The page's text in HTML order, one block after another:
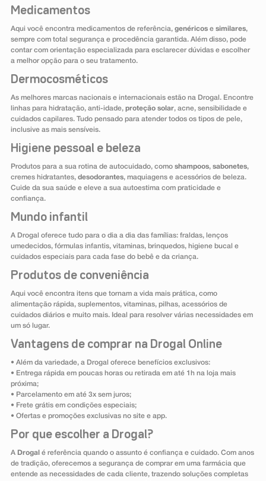
Medicamentos
Aqui você encontra medicamentos de referência, genéricose similares,
sempre com total segurança e procedência garantida. Além disso, pode
contar com orientação especializada para esclarecer dúvidas e escolher
a melhor opção para o seu tratamento.
Dermocosméticos
As melhores marcas nacionais e internacionais estão na Drogal. Encontre
linhas para hidratação, anti-idade, proteção solar, acne, sensibilidade e
cuidados capilares. Tudo pensado para atender todos os tipos de pele,
inclusive as mais sensíveis.
Higiene pessoal e beleza
Produtos para a sua rotina de autocuidado, como shampoos, sabonetes,
cremes hidratantes, desodorantes, maquiagens e acessórios de beleza.
Cuide da sua saúde e eleve a sua autoestima com praticidade e
confiança.
Mundo infantil
A Drogal oferece tudo para o dia a dia das famílias: fraldas, lenços
umedecidos, fórmulas infantis, vitaminas, brinquedos, higiene bucal e
cuidados especiais para cada fase do bebê e da criança.
Produtos de conveniência
Aqui você encontra itens que tornam a vida mais prática, como
alimentação rápida, suplementos, vitaminas, pilhas, acessórios de
cuidados diários e muito mais. Ideal para resolver várias necessidades em
um só lugar.
Vantagens de comprar na Drogal Online
• Além da variedade, a Drogal oferece benefícios exclusivos:
• Entrega rápida em poucas horas ou retirada em até 1h na loja mais
próxima;
• Parcelamento em até 3x sem juros;
• Frete grátis em condições especiais;
• Ofertas e promoções exclusivas no site e app.
Por que escolher a Drogal?
A Drogal é referência quando o assunto é confiança e cuidado. Com anos
de tradição, oferecemos a segurança de comprar em uma farmácia que
entende as necessidades de cada cliente, trazendo soluções completas